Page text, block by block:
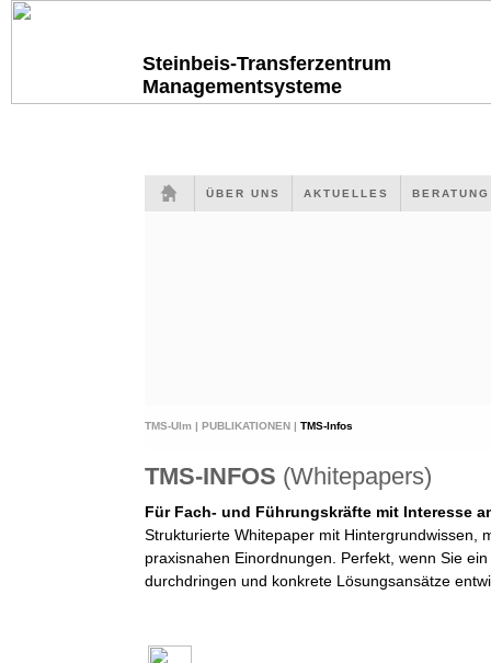
Steinbeis-Transferzentrum
Managementsysteme
ÜBER UNS AKTUELLES
TMS-Ulm | PUBLIKATIONEN | TMS-Infos
TMS-INFOS (Whitepapers)
Für Fach- und Führungskräfte mit Interesse
Strukturierte Whitepaper mit Hintergrundwissen,
praxisnahen Einordnungen. Perfekt, wenn Sie
durchdringen und konkrete Lösungsansätze